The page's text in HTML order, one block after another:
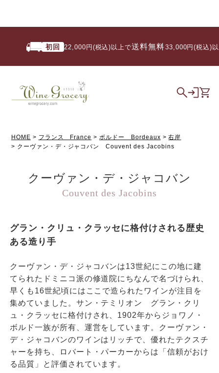
初回 22,000円(税込)以上で送料無料/ 33,000円(税込)以
HOME フランス France ボルドー Bordeaux
右岸
クーヴァン・デ・ジャコバン Couvent des Jacobins
クーヴァン・デ・ジャコバン
Couvent des Jacobins
グラン・クリュ・クラッセに格付けされる歴史
ある造り手
クーヴァン・デ・ジャコバンは13世紀にこの地に建
てられたドミニコ派の修道院にちなんで名づけられ、
早くも16世紀頃にはここで造られたワインが注目を
集めていました。サン・テミリオン グラン・クリ
ュ・クラッセに格付けされ、1902年からジョワノ・
ボルド一族が所有、運営をしています。クーヴァン・
デ・ジャコバンのワインはリッチで、優れたテクスチ
ャーを持ち、ロバート・パーカーからは「信頼がおけ
る品質」と評価されています。